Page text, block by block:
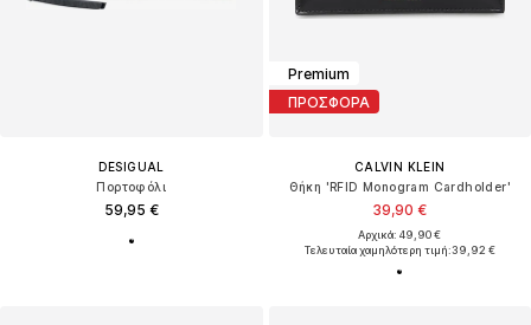
DESIGUAL
Πορτοφόλι
59,95 €
Premium
ΠΡΟΣΦΟΡΑ
CALVIN KLEIN
Θήκη 'RFID Monogram Cardholder'
39,90 €
Αρχικά: 49,90 €
Τελευταία χαμηλότερη τιμή:39,92 €